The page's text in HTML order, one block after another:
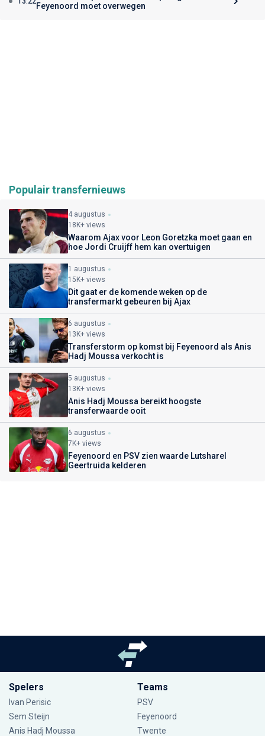
Feyenoord moet overwegen
Populair transfernieuws
4 augustus
18K+ views
Waarom Ajax voor Leon Goretzka moet gaan en
hoe Jordi Cruijff hem kan overtuigen
1 augustus
15K+ views
Dit gaat er de komende weken op de
transfermarkt gebeuren bij Ajax
6 augustus
13K+ views
Transferstorm op komst bij Feyenoord als Anis
Hadj Moussa verkocht is
5 augustus
13K+ views
Anis Hadj Moussa bereikt hoogste
transferwaarde ooit
6 augustus
7K+ views
Feyenoord en PSV zien waarde Lutsharel
Geertruida kelderen
Spelers
Ivan Perisic
Sem Steijn
Anis Hadj Moussa
Teams
PSV
Feyenoord
Twente